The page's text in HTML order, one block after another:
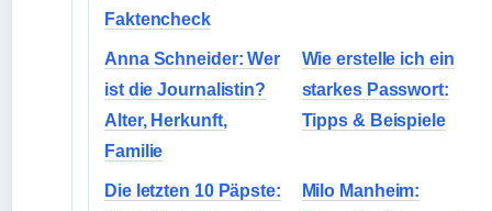
Faktencheck
Anna Schneider: Wer
ist die Journalistin?
Alter, Herkunft,
Familie
Wie erstelle ich ein
starkes Passwort:
Tipps & Beispiele
Die letzten 10 Päpste:
Milo Manheim: